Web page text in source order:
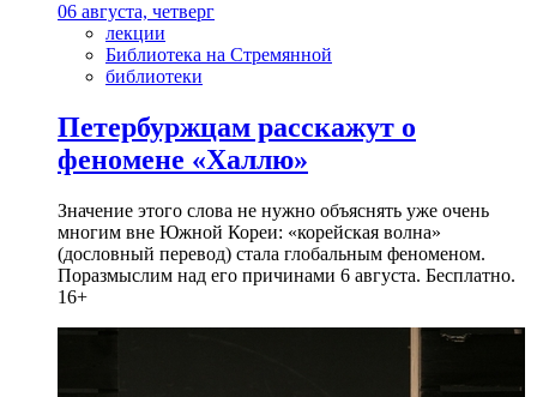
06 августа, четверг
лекции
Библиотека на Стремянной
библиотеки
Петербуржцам расскажут о
феномене «Халлю»
Значение этого слова не нужно объяснять уже очень
многим вне Южной Кореи: «корейская волна»
(дословный перевод) стала глобальным феноменом.
Поразмыслим над его причинами 6 августа. Бесплатно.
16+